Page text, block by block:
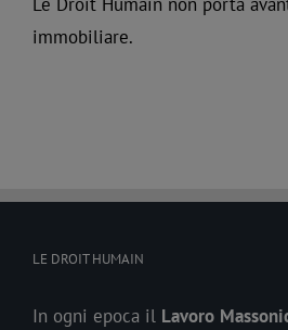
immobiliare.
LE DROIT HUMAIN
In ogni epoca il Lavoro